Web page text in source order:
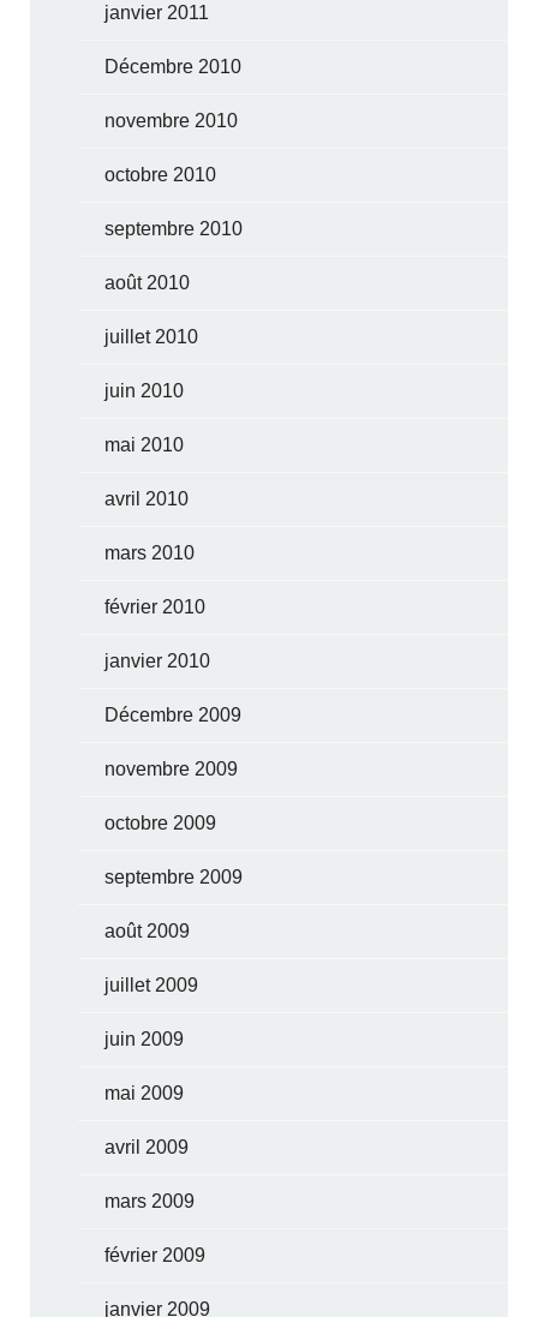
janvier 2011
Décembre 2010
novembre 2010
octobre 2010
septembre 2010
août 2010
juillet 2010
juin 2010
mai 2010
avril 2010
mars 2010
février 2010
janvier 2010
Décembre 2009
novembre 2009
octobre 2009
septembre 2009
août 2009
juillet 2009
juin 2009
mai 2009
avril 2009
mars 2009
février 2009
janvier 2009